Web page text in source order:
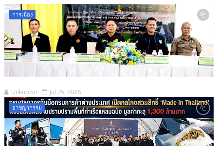
การเมือง
Unknown Jul 25, 2026
อาชญากรรม